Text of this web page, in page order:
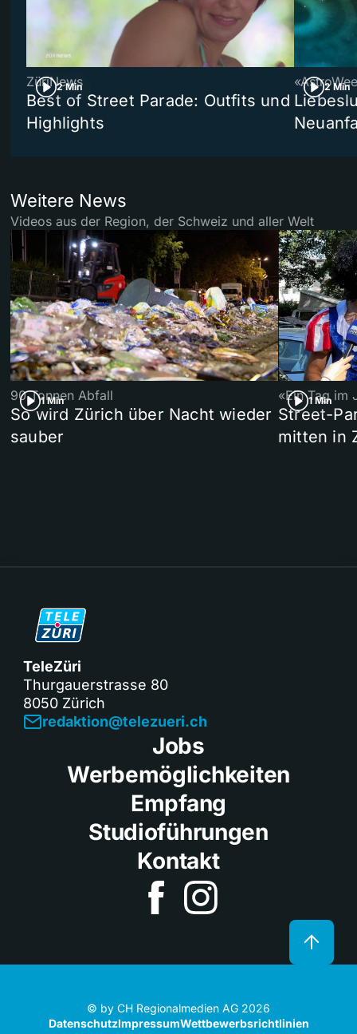
2 Min
ZüriNews
Best of Street Parade: Outfits und
Highlights
2 Min
Weitere News
Videos aus der Region, der Schweiz und aller Welt
1 Min
90 Tonnen Abfall
So wird Zürich über Nacht wieder
sauber
1 Min
«Ein Tag im
Street-
mitten in
TeleZüri
Thurgauerstrasse 80
8050 Zürich
redaktion@telezueri.ch
Jobs
Werbemöglichkeiten
Empfang
Studioführungen
Kontakt
© by CH Regionalmedien AG 2026
DatenschutzImpressumWettbewerbsrichtlinien